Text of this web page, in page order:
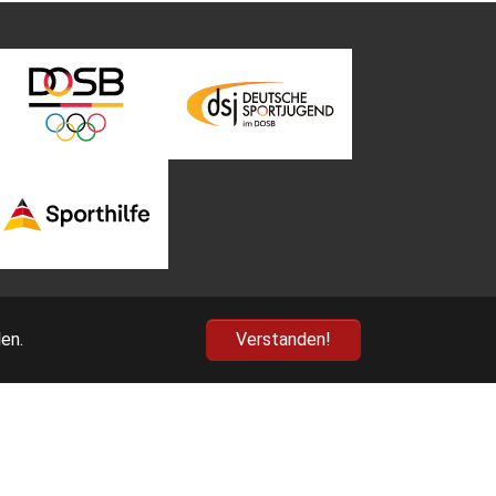
Verstanden!